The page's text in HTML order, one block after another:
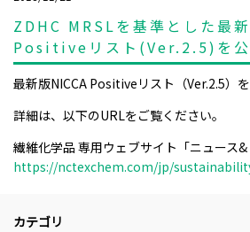
ZDHC MRSLを基準とした最
Positiveリスト(Ver.2.5)を公
最新版NICCA Positiveリスト（Ver.2.5）を
詳細は、以下のURLをご覧ください。
繊維化学品 専用ウェブサイト「ニュース&
https://nctexchem.com/jp/
カテゴリ